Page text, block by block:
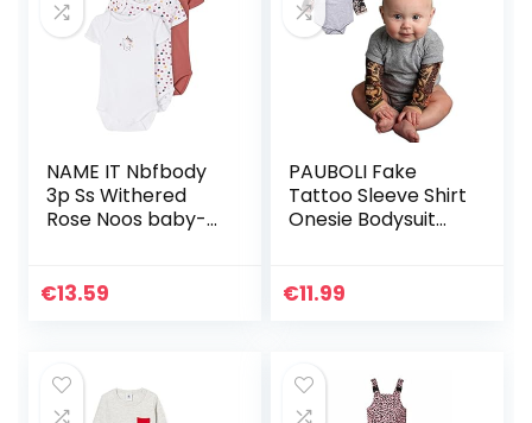
NAME IT Nbfbody
3p Ss Withered
Rose Noos baby-
ondergoed
€13.59
PAUBOLI Fake
Tattoo Sleeve Shirt
Onesie Bodysuit
Grijs Zwart
€11.99